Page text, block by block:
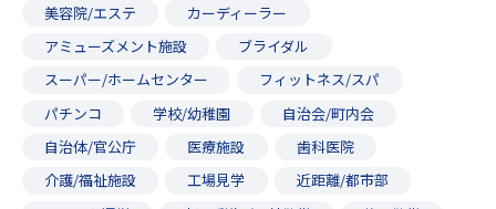
美容院/エステ
カーディーラー
アミューズメント施設
ブライダル
スーパー/ホームセンター
フィットネス/スパ
パチンコ
学校/幼稚園
自治会/町内会
自治体/官公庁
医療施設
歯科医院
介護/福祉施設
工場見学
近距離/都市部